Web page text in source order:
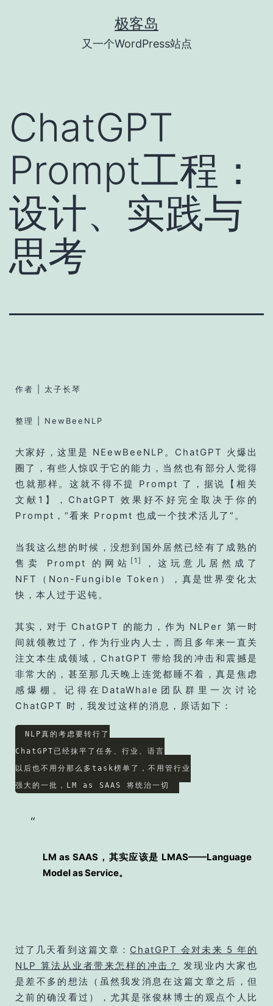
极客岛
又一个WordPress站点
ChatGPT
Prompt工程：
设计、实践与
思考
作者 | 太子长琴
整理 | NewBeeNLP
大家好，这里是 NEewBeeNLP。ChatGPT 火爆出
圈了，有些人惊叹于它的能力，当然也有部分人觉得
也就那样。这就不得不提 Prompt 了，据说【相关
文献1】，ChatGPT 效果好不好完全取决于你的
Prompt，“看来 Propmt 也成一个技术活儿了”。
当我这么想的时候，没想到国外居然已经有了成熟的
售卖 Prompt 的网站 [1]
，这玩意儿居然成了
NFT（Non-Fungible Token），真是世界变化太
快，本人过于迟钝。
其实，对于 ChatGPT 的能力，作为 NLPer 第一时
间就领教过了，作为行业内人士，而且多年来一直关
注文本生成领域，ChatGPT 带给我的冲击和震撼是
非常大的，甚至那几天晚上连觉都睡不着，真是焦虑
感爆棚。记得在DataWhale团队群里一次讨论
ChatGPT 时，我发过这样的消息，原话如下：
NLP真的考虑要转行了
ChatGPT已经抹平了任务、行业、语言
以后也不用分那么多task榜单了，不用管行业
LM as SAAS，其实应该是 LMAS——Language
Model as Service。
过了几天看到这篇文章： ChatGPT 会对未来 5 年的
NLP 算法从业者带来怎样的冲击？
发现业内大家也
是差不多的想法（虽然我发消息在这篇文章之后，但
之前的确没看过），尤其是张俊林博士的观点个人比